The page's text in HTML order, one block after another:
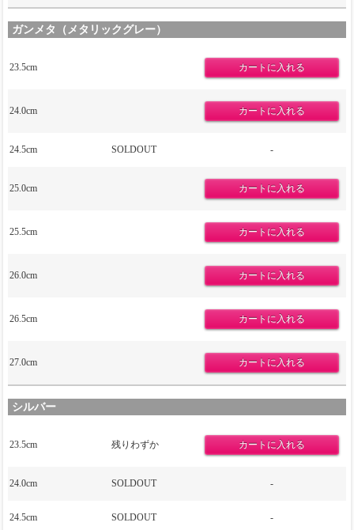
ガンメタ（メタリックグレー）
23.5cm
24.0cm
24.5cm SOLDOUT -
25.0cm
25.5cm
26.0cm
26.5cm
27.0cm
シルバー
23.5cm 残りわずか
24.0cm SOLDOUT -
24.5cm SOLDOUT -